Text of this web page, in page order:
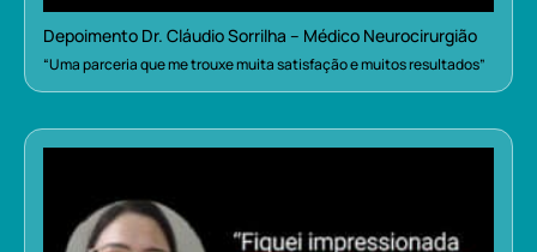
Depoimento Dr. Cláudio Sorrilha – Médico Neurocirurgião
“Uma parceria que me trouxe muita satisfação e muitos resultados”